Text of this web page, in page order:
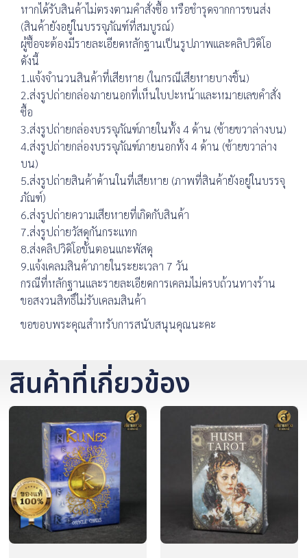
หากได้รับสินค้าไม่ตรงตามคำสั่งซื้อ หรือชำรุดจากการขนส่ง
(สินค้ายังอยู่ในบรรจุภัณฑ์ที่สมบูรณ์)
ผู้ซื้อจะต้องมีรายละเอียดหลักฐานเป็นรูปภาพและคลิปวิดิโอ
ดังนี้
1.แจ้งจำนวนสินค้าที่เสียหาย (ในกรณีเสียหายบางชิ้น)
2.ส่งรูปถ่ายกล่องภายนอกที่เห็นใบปะหน้าและหมายเลขคำสั่ง
ซื้อ
3.ส่งรูปถ่ายกล่องบรรจุภัณฑ์ภายในทั้ง 4 ด้าน (ซ้ายขวาล่างบน)
4.ส่งรูปถ่ายกล่องบรรจุภัณฑ์ภายนอกทั้ง 4 ด้าน (ซ้ายขวาล่าง
บน)
5.ส่งรูปถ่ายสินค้าด้านในที่เสียหาย (ภาพที่สินค้ายังอยู่ในบรรจุ
ภัณฑ์)
6.ส่งรูปถ่ายความเสียหายที่เกิดกับสินค้า
7.ส่งรูปถ่ายวัสดุกันกระแทก
8.ส่งคลิปวิดิโอขั้นตอนแกะพัสดุ
9.แจ้งเคลมสินค้าภายในระยะเวลา 7 วัน
กรณีที่หลักฐานและรายละเอียดการเคลมไม่ครบถ้วนทางร้าน
ขอสงวนสิทธิ์ไม่รับเคลมสินค้า
ขอขอบพระคุณสำหรับการสนับสนุนคุณนะคะ
สินค้าที่เกี่ยวข้อง